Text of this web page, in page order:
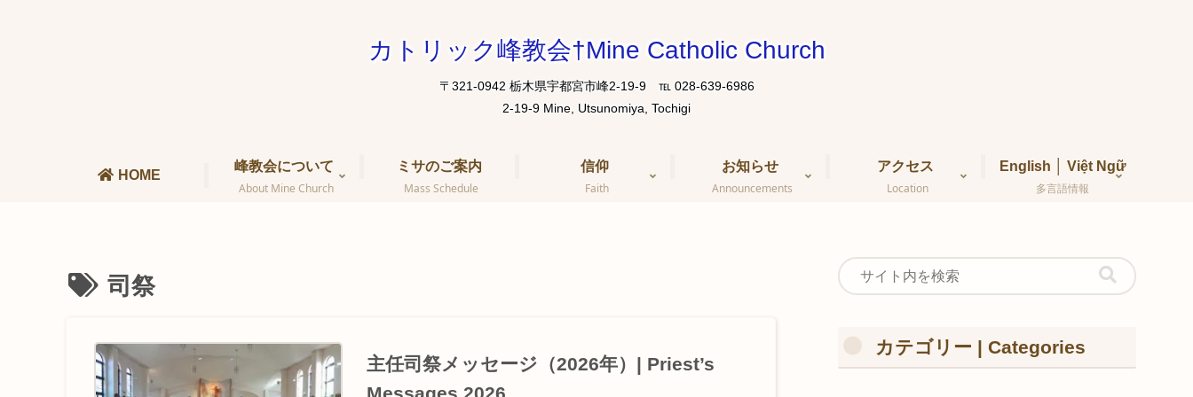
カトリック峰教会†Mine Catholic Church
〒321-0942 栃木県宇都宮市峰2-19-9 ℡ 028-639-6986
HOME
峰教会について
About Mine Church
ミサのご案内
Mass Schedule
信仰
Faith
お知らせ
Announcements
アクセス
Location
English │ Việt Ngữ
多言語情報
司祭
主任司祭メッセージ（2026年）| Priest’s
Messages 2026
カテゴリー | Categories